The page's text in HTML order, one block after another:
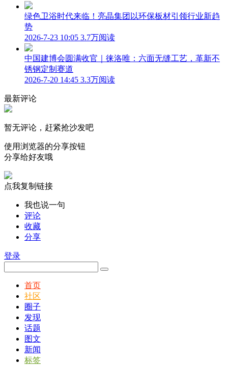
绿色卫浴时代来临！亮晶集团以环保板材引领行业新趋
势
2026-7-23 10:05 3.7万阅读
中国建博会圆满收官｜徕洛唯：六面无缝工艺，革新不
锈钢定制赛道
2026-7-20 14:45 3.3万阅读
最新评论
暂无评论，赶紧抢沙发吧
使用浏览器的分享按钮
分享给好友哦
点我复制链接
我也说一句
评论
收藏
分享
登录
首页
社区
圈子
发现
话题
图文
新闻
标签